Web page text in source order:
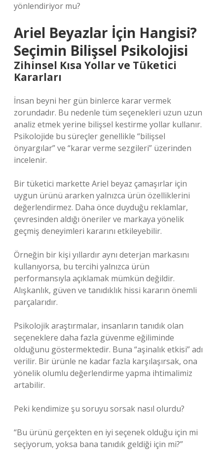
yönlendiriyor mu?
Ariel Beyazlar İçin Hangisi?
Seçimin Bilişsel Psikolojisi
Zihinsel Kısa Yollar ve Tüketici
Kararları
İnsan beyni her gün binlerce karar vermek
zorundadır. Bu nedenle tüm seçenekleri uzun uzun
analiz etmek yerine bilişsel kestirme yollar kullanır.
Psikolojide bu süreçler genellikle “bilişsel
önyargılar” ve “karar verme sezgileri” üzerinden
incelenir.
Bir tüketici markette Ariel beyaz çamaşırlar için
uygun ürünü ararken yalnızca ürün özelliklerini
değerlendirmez. Daha önce duyduğu reklamlar,
çevresinden aldığı öneriler ve markaya yönelik
geçmiş deneyimleri kararını etkileyebilir.
Örneğin bir kişi yıllardır aynı deterjan markasını
kullanıyorsa, bu tercihi yalnızca ürün
performansıyla açıklamak mümkün değildir.
Alışkanlık, güven ve tanıdıklık hissi kararın önemli
parçalarıdır.
Psikolojik araştırmalar, insanların tanıdık olan
seçeneklere daha fazla güvenme eğiliminde
olduğunu göstermektedir. Buna “aşinalık etkisi” adı
verilir. Bir ürünle ne kadar fazla karşılaşırsak, ona
yönelik olumlu değerlendirme yapma ihtimalimiz
artabilir.
Peki kendimize şu soruyu sorsak nasıl olurdu?
“Bu ürünü gerçekten en iyi seçenek olduğu için mi
seçiyorum, yoksa bana tanıdık geldiği için mi?”